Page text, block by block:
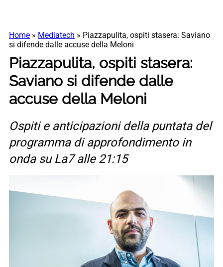
Home » Mediatech » Piazzapulita, ospiti stasera: Saviano
si difende dalle accuse della Meloni
Piazzapulita, ospiti stasera:
Saviano si difende dalle
accuse della Meloni
Ospiti e anticipazioni della puntata del
programma di approfondimento in
onda su La7 alle 21:15